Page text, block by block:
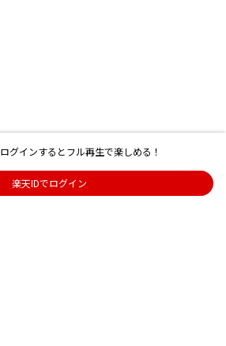
ログインするとフル再生で楽しめる！
楽天IDでログイン